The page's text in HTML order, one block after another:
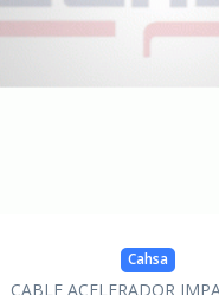
Cahsa
CABLE ACELERADOR